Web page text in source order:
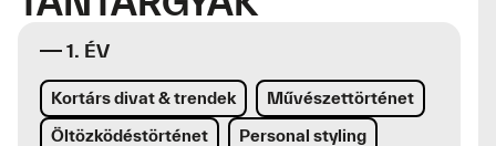
1. ÉV
Kortárs divat & trendek
Művészettörténet
Öltözködéstörténet
Personal styling